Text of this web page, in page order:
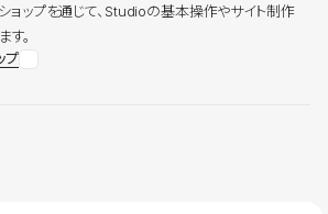
ョップを通じて、Studioの基本操作やサイト制作
。
プ